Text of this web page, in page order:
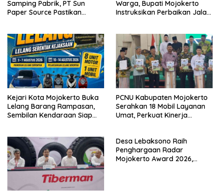
Samping Pabrik, PT Sun
Paper Source Pastikan
Warga, Bupati Mojokerto
Instruksikan Perbaikan Jalan
Kejari Kota Mojokerto Buka
Lelang Barang Rampasan,
Sembilan Kendaraan Siap
PCNU Kabupaten Mojokerto
Serahkan 18 Mobil Layanan
Umat, Perkuat Kinerja
Desa Lebaksono Raih
Penghargaan Radar
Mojokerto Award 2026,